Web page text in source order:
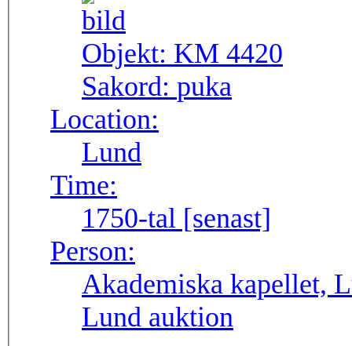
Objekt: KM 4420
Sakord: puka
Location:
Lund
Time:
1750-tal [senast]
Person:
Akademiska kapellet,
Lund auktion